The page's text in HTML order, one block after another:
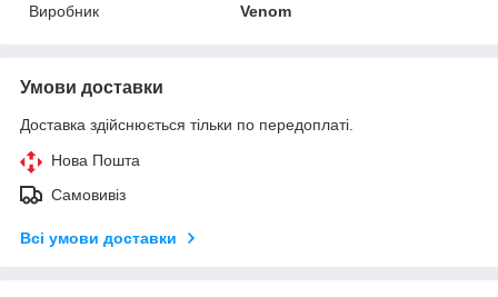
Виробник
Venom
Умови доставки
Доставка здійснюється тільки по передоплаті.
Нова Пошта
Самовивіз
Всі умови доставки